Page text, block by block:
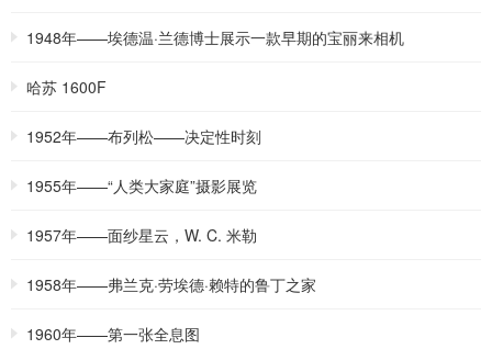
1948年——埃德温·兰德博士展示一款早期的宝丽来相机
哈苏 1600F
1952年——布列松——决定性时刻
1955年——“人类大家庭”摄影展览
1957年——面纱星云，W. C. 米勒
1958年——弗兰克·劳埃德·赖特的鲁丁之家
1960年——第一张全息图